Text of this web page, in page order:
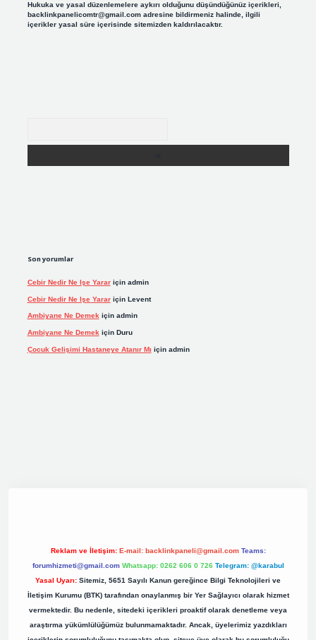
Hukuka ve yasal düzenlemelere aykırı olduğunu düşündüğünüz içerikleri,
backlinkpanelicomtr@gmail.comadresine bildirmeniz halinde, ilgili
içerikler yasal süre içerisinde sitemizden kaldırılacaktır.
Son yorumlar
Cebir Nedir Ne Işe Yarariçin admin
Cebir Nedir Ne Işe Yarariçin Levent
Ambiyane Ne Demekiçin admin
Ambiyane Ne Demek için Duru
Çocuk Gelişimi Hastaneye Atanır Mı için admin
Reklam ve İletişim: E-mail: backlinkpaneli@gmail.com Teams:
forumhizmeti@gmail.com Whatsapp: 0262 606 0 726 Telegram: @karabul
Yasal Uyarı: Sitemiz, 5651 Sayılı Kanun gereğince Bilgi Teknolojileri ve
İletişim Kurumu (BTK) tarafından onaylanmış bir Yer Sağlayıcı olarak hizmet
vermektedir. Bu nedenle, sitedeki içerikleri proaktif olarak denetleme veya
araştırma yükümlülüğümüz bulunmamaktadır. Ancak, üyelerimiz yazdıkları